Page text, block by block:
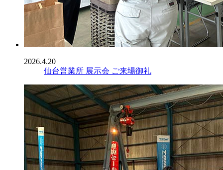
2026.4.20
仙台営業所 展示会 ご来場御礼